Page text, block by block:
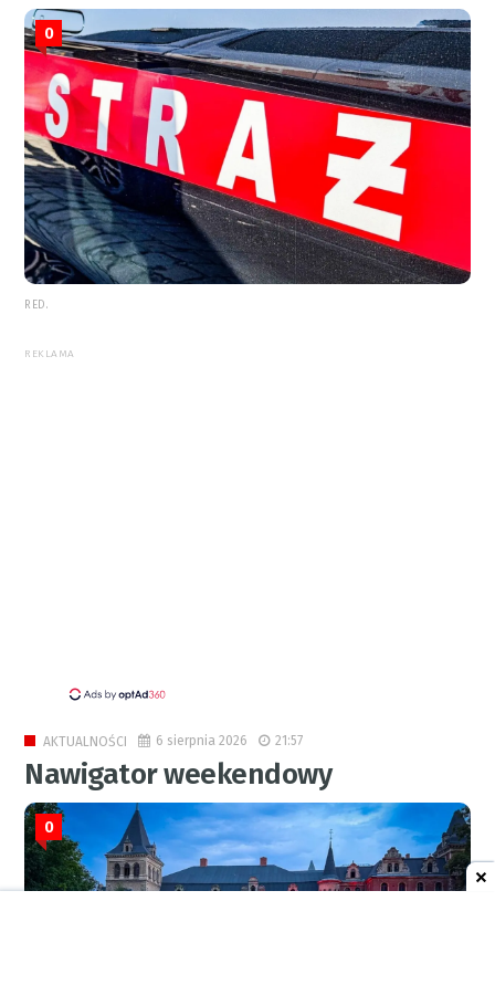
0
RED.
REKLAMA
AKTUALNOŚCI 6 sierpnia 2026 21:57
Nawigator weekendowy
0